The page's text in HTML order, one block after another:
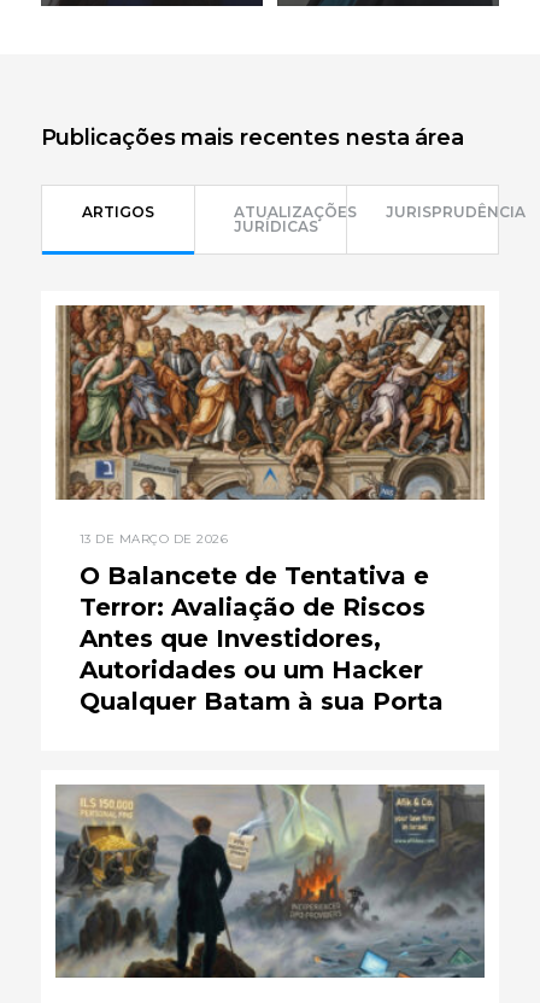
Publicações mais recentes nesta área
ARTIGOS
ATUALIZAÇÕES
JURÍDICAS
JURISPRUDÊNCIA
13 DE MARÇO DE 2026
O Balancete de Tentativa e
Terror: Avaliação de Riscos
Antes que Investidores,
Autoridades ou um Hacker
Qualquer Batam à sua Porta